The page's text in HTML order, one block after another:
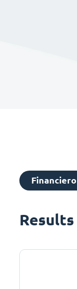
Financiero
Results